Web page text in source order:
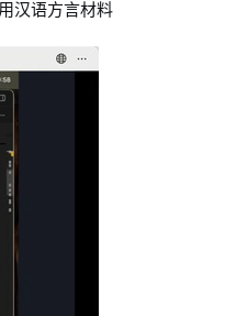
汉语方言材料